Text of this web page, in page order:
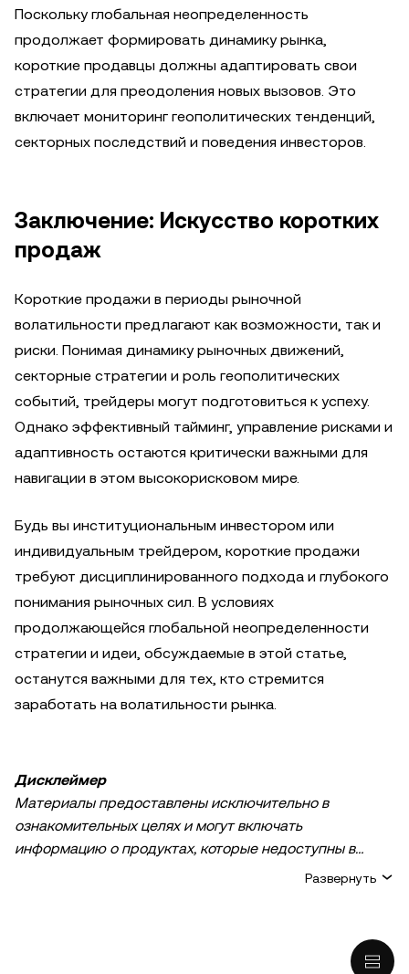
Поскольку глобальная неопределенность
продолжает формировать динамику рынка,
короткие продавцы должны адаптировать свои
стратегии для преодоления новых вызовов. Это
включает мониторинг геополитических тенденций,
секторных последствий и поведения инвесторов.
Заключение: Искусство коротких
продаж
Короткие продажи в периоды рыночной
волатильности предлагают как возможности, так и
риски. Понимая динамику рыночных движений,
секторные стратегии и роль геополитических
событий, трейдеры могут подготовиться к успеху.
Однако эффективный тайминг, управление рисками и
адаптивность остаются критически важными для
навигации в этом высокорисковом мире.
Будь вы институциональным инвестором или
индивидуальным трейдером, короткие продажи
требуют дисциплинированного подхода и глубокого
понимания рыночных сил. В условиях
продолжающейся глобальной неопределенности
стратегии и идеи, обсуждаемые в этой статье,
останутся важными для тех, кто стремится
заработать на волатильности рынка.
Дисклеймер
Материалы предоставлены исключительно в
ознакомительных целях и могут включать
информацию о продуктах, которые недоступны в
вашем регионе. Они не являются инвестиционным
Развернуть